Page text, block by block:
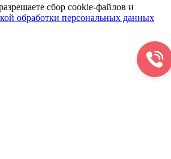
сбор cookie-файлов и
обработки персональных данных